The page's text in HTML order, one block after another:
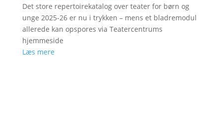
Det store repertoirekatalog over teater for børn og
unge 2025-26 er nu i trykken – mens et bladremodul
allerede kan opspores via Teatercentrums
hjemmeside
Læs mere